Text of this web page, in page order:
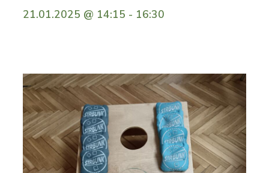
21.01.2025 @ 14:15 - 16:30